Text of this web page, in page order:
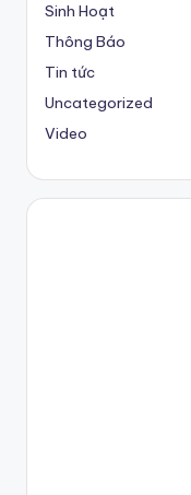
Sinh Hoạt
Thông Báo
Tin tức
Uncategorized
Video